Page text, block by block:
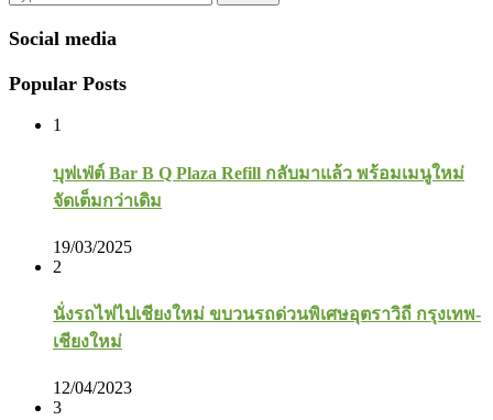
Social media
Popular Posts
1
บุฟเฟ่ต์ Bar B Q Plaza Refill กลับมาแล้ว พร้อมเมนูใหม่
จัดเต็มกว่าเดิม
19/03/2025
2
นั่งรถไฟไปเชียงใหม่ ขบวนรถด่วนพิเศษอุตราวิถี กรุงเทพ-
เชียงใหม่
12/04/2023
3